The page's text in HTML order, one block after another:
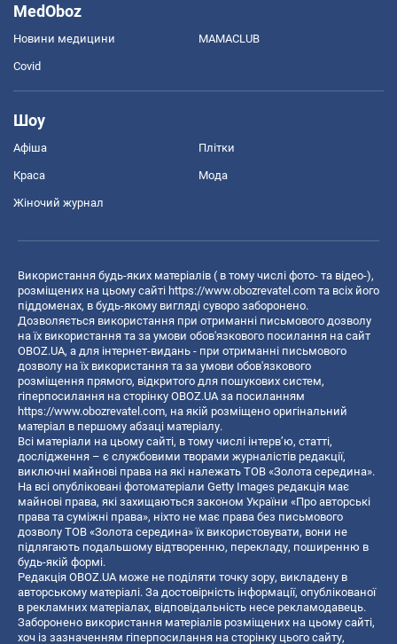
MedOboz
Новини медицини MAMACLUB
Covid
Шоу
Афіша Плітки
Краса Мода
Жіночий журнал
Використання будь-яких матеріалів ( в тому числі фото- та відео-),
розміщених на цьому сайті https://www.obozrevatel.com та всіх його
піддоменах, в будь-якому вигляді суворо заборонено.
Дозволяється використання при отриманні письмового дозволу
на їх використання та за умови обов'язкового посилання на сайт
OBOZ.UA, а для інтернет-видань - при отриманні письмового
дозволу на їх використання та за умови обов'язкового
розміщення прямого, відкритого для пошукових систем,
гіперпосилання на сторінку OBOZ.UA за посиланням
https://www.obozrevatel.com, на якій розміщено оригінальний
матеріал в першому абзаці матеріалу.
Всі матеріали на цьому сайті, в тому числі інтерв’ю, статті,
дослідження – є службовими творами журналістів редакції,
виключні майнові права на які належать ТОВ «Золота середина».
На всі опубліковані фотоматеріали Getty Images редакція має
майнові права, які захищаються законом України «Про авторські
права та суміжні права», ніхто не має права без письмового
дозволу ТОВ «Золота середина» їх використовувати, вони не
підлягають подальшому відтворенню, перекладу, поширенню в
будь-якій формі.
Редакція OBOZ.UA може не поділяти точку зору, викладену в
авторському матеріалі. За достовірність інформації, опублікованої
в рекламних матеріалах, відповідальність несе рекламодавець.
Заборонено використання матеріалів розміщених на цьому сайті,
хоч із зазначенням гіперпосилання на сторінку цього сайту,